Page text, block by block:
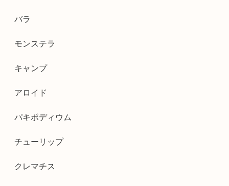
バラ
モンステラ
キャンプ
アロイド
パキポディウム
チューリップ
クレマチス